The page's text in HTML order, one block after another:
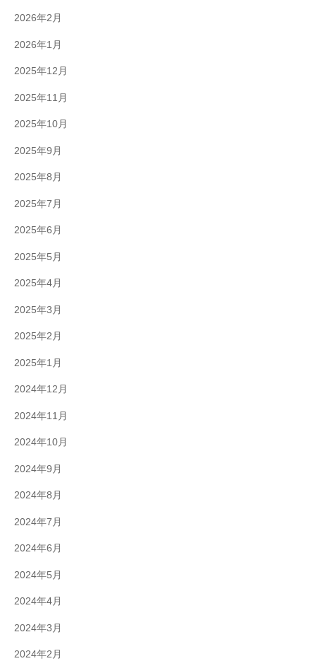
2026年2月
2026年1月
2025年12月
2025年11月
2025年10月
2025年9月
2025年8月
2025年7月
2025年6月
2025年5月
2025年4月
2025年3月
2025年2月
2025年1月
2024年12月
2024年11月
2024年10月
2024年9月
2024年8月
2024年7月
2024年6月
2024年5月
2024年4月
2024年3月
2024年2月